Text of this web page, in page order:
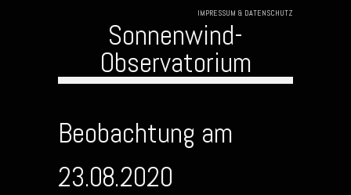
IMPRESSUM & DATENSCHUTZ
Sonnenwind-
Observatorium
Beobachtung am
23.08.2020